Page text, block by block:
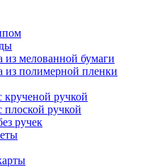
из мелованной бумаги
из полимерной пленки
крученой ручкой
плоской ручкой
ручек